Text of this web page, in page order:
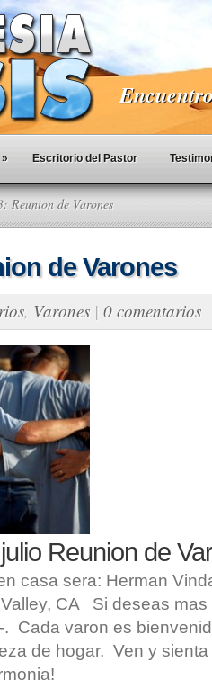
» Escritorio del Pastor
Reunion de Varones
de Varones
, Varones | 0 comentarios
Reunion de
casa sera: Herman
CA Si deseas mas
. Cada varon es
de hogar. Ven y